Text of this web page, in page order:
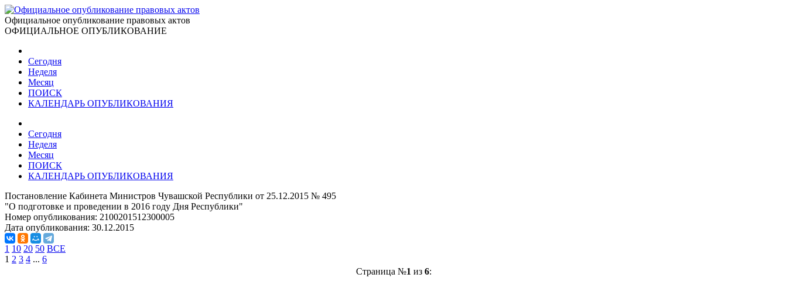
Официальное опубликование правовых актов
ОФИЦИАЛЬНОЕ ОПУБЛИКОВАНИЕ
Сегодня
Неделя
Месяц
ПОИСК
КАЛЕНДАРЬ ОПУБЛИКОВАНИЯ
Сегодня
Неделя
Месяц
ПОИСК
КАЛЕНДАРЬ ОПУБЛИКОВАНИЯ
Постановление Кабинета Министров Чувашской Республики от 25.12.2015 № 495
"О подготовке и проведении в 2016 году Дня Республики"
Номер опубликования: 2100201512300005
Дата опубликования: 30.12.2015
1 10 20 50 ВСЕ
1 2 3 4 ... 6
Страница №1 из 6: